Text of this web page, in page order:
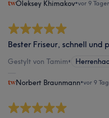
Oleksey Khimakov•vor 9
Bester Friseur, schnell und
Gestylt von Tamim•
Norbert Braunmann•vor 9